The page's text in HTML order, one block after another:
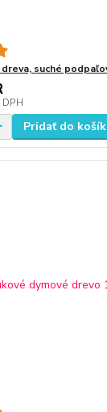
suché
Pridať do